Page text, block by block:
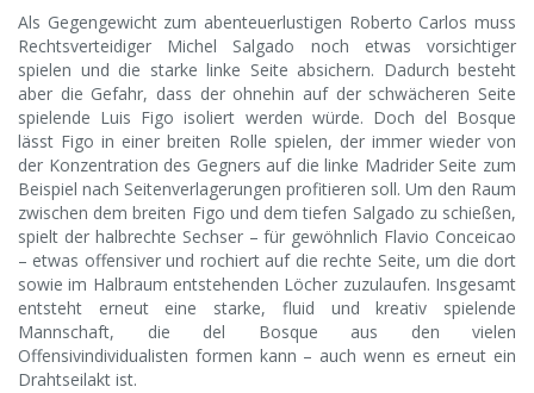
Als Gegengewicht zum abenteuerlustigen Roberto Carlos muss
Rechtsverteidiger Michel Salgado noch etwas vorsichtiger
spielen und die starke linke Seite absichern. Dadurch besteht
aber die Gefahr, dass der ohnehin auf der schwächeren Seite
spielende Luis Figo isoliert werden würde. Doch del Bosque
lässt Figo in einer breiten Rolle spielen, der immer wieder von
der Konzentration des Gegners auf die linke Madrider Seite zum
Beispiel nach Seitenverlagerungen profitieren soll. Um den Raum
zwischen dem breiten Figo und dem tiefen Salgado zu schießen,
spielt der halbrechte Sechser – für gewöhnlich Flavio Conceicao
– etwas offensiver und rochiert auf die rechte Seite, um die dort
sowie im Halbraum entstehenden Löcher zuzulaufen. Insgesamt
entsteht erneut eine starke, fluid und kreativ spielende
Mannschaft, die del Bosque aus den vielen
Offensivindividualisten formen kann – auch wenn es erneut ein
Drahtseilakt ist.